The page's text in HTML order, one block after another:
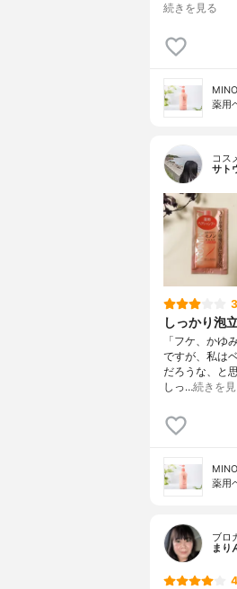
続きを見る
薬用
コス
サト
しっかり泡
「フケ、かゆ
ですが、私は
だろうな、と
しっ…続きを
薬用
ブロ
まり